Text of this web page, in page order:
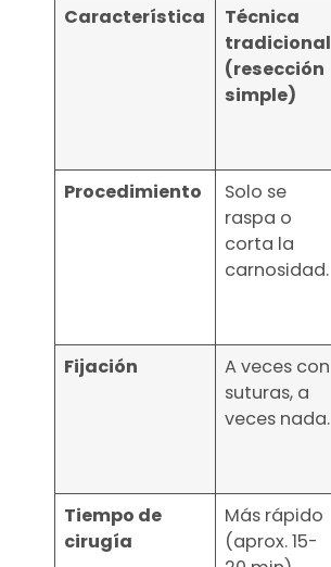
Característica
Técnica
tradicional
(resección
simple)
Procedimiento
Solo se
raspa o
corta la
carnosidad.
Fijación
A veces con
suturas, a
veces nada.
Tiempo de
cirugía
Más rápido
(aprox. 15-